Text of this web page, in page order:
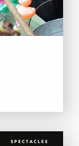
SPECTACLES